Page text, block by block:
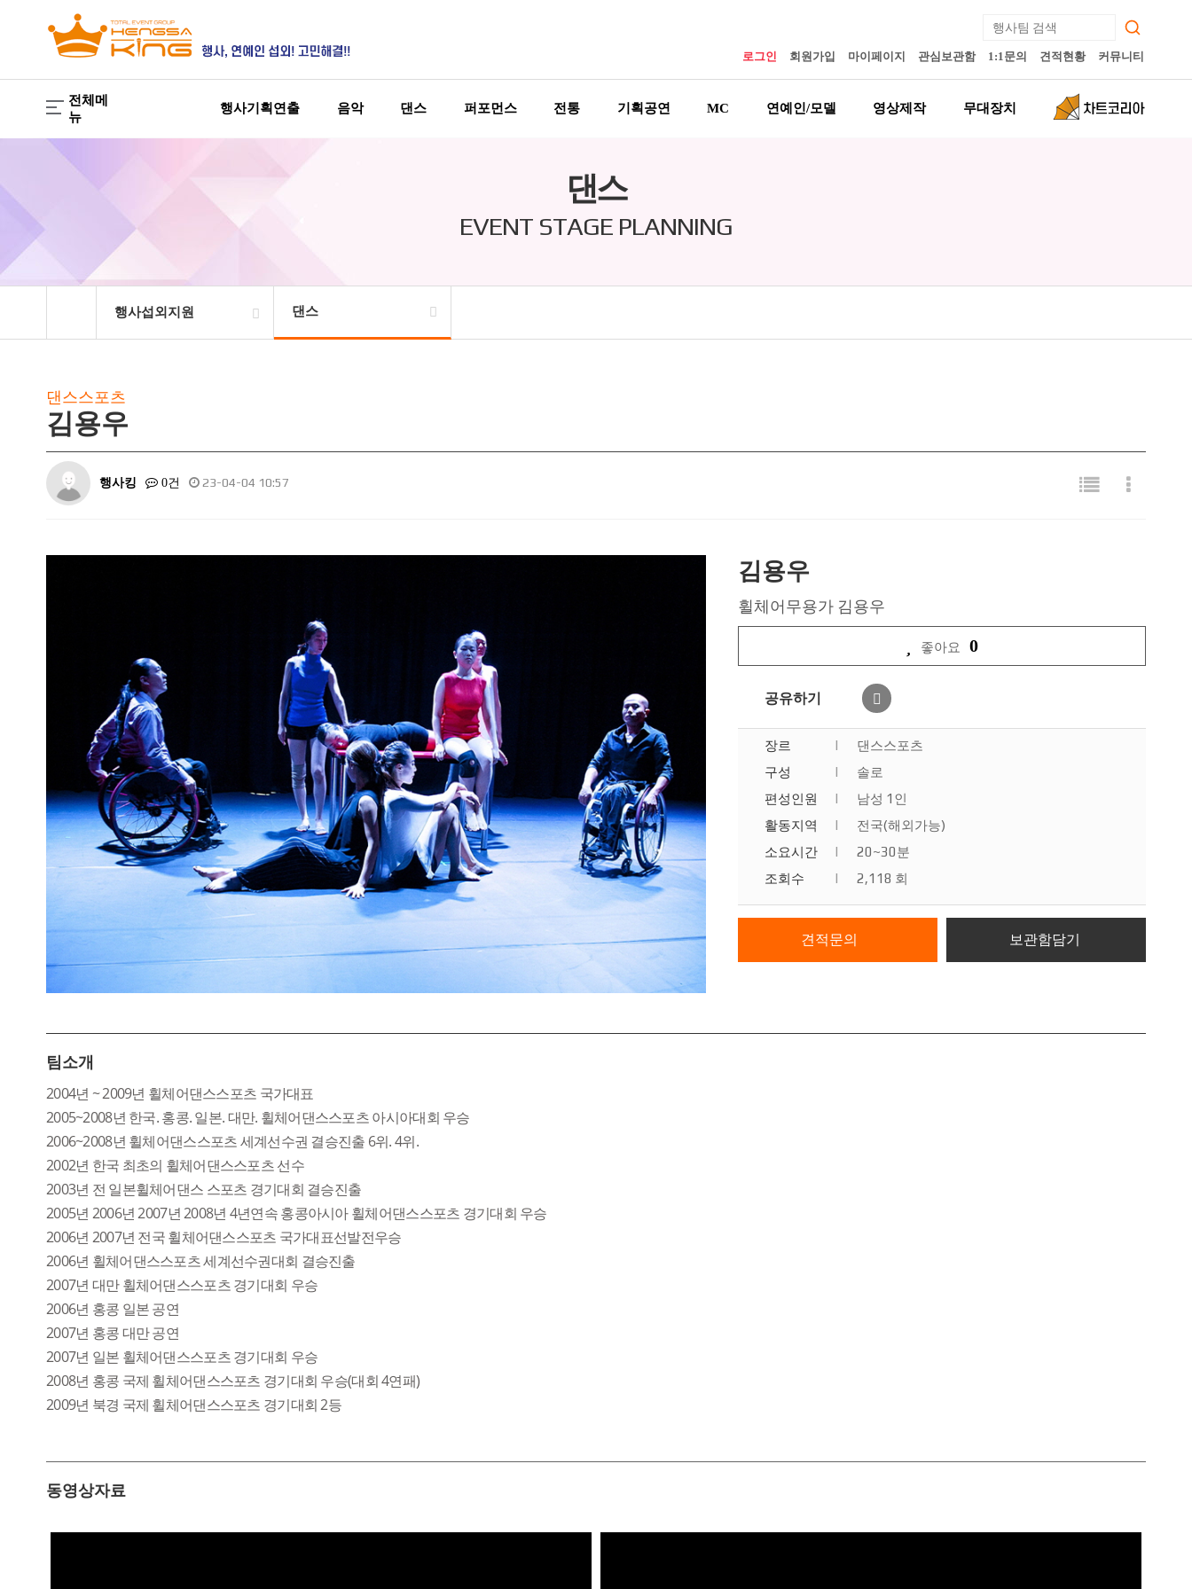
로그인 회원가입 마이페이지 관심보관함 1:1문의 견적현황 커뮤니티
전체메
뉴
행사기획연출 음악 댄스 퍼포먼스 전통 기획공연 MC 연예인/모델 영상제작 무대장치
댄스
EVENT STAGE PLANNING
행사섭외지원 댄스
댄스스포츠
김용우
행사킹 0건 23-04-04 10:57
김용우
휠체어무용가 김용우
좋아요 0
공유하기
장르 |
댄스스포츠
구성
|
솔로
편성인원
|
남성 1인
활동지역
|
전국(해외가능)
소요시간
|
20~30분
조회수
| 2,118 회
견적문의 보관함담기
팀소개
2004년 ~ 2009년 휠체어댄스스포츠 국가대표
2005~2008년 한국. 홍콩. 일본. 대만. 휠체어댄스스포츠 아시아대회 우승
2006~2008년 휠체어댄스스포츠 세계선수권 결승진출 6위. 4위.
2002년 한국 최초의 휠체어댄스스포츠 선수
2003년 전 일본휠체어댄스 스포츠 경기대회 결승진출
2005년 2006년 2007년 2008년 4년연속 홍콩아시아 휠체어댄스스포츠 경기대회 우승
2006년 2007년 전국 휠체어댄스스포츠 국가대표선발전우승
2006년 휠체어댄스스포츠 세계선수권대회 결승진출
2007년 대만 휠체어댄스스포츠 경기대회 우승
2006년 홍콩 일본 공연
2007년 홍콩 대만 공연
2007년 일본 휠체어댄스스포츠 경기대회 우승
2008년 홍콩 국제 휠체어댄스스포츠 경기대회 우승(대회 4연패)
2009년 북경 국제 휠체어댄스스포츠 경기대회 2등
동영상자료